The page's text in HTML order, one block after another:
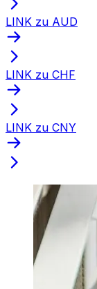
LINK zu AUD
LINK zu CHF
LINK zu CNY